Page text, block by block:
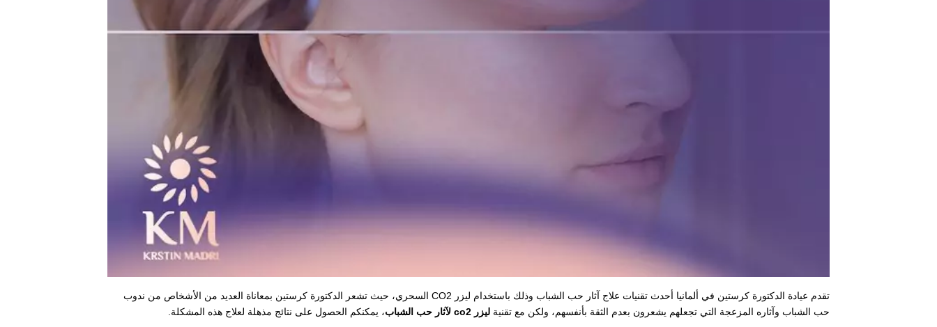
تقدم عيادة الدكتورة كرستين في ألمانيا أحدث تقنيات علاج آثار حب الشباب وذلك باستخدام ليزر CO2 السحري، حيث تشعر الدكتورة كرستين بمعاناة العديد من الأشخاص من ندوب
حب الشباب وآثاره المزعجة التي تجعلهم يشعرون بعدم الثقة بأنفسهم، ولكن مع تقنية ليزر co2 لآثار حب الشباب ، يمكنكم الحصول على نتائج مذهلة لعلاج هذه المشكلة.